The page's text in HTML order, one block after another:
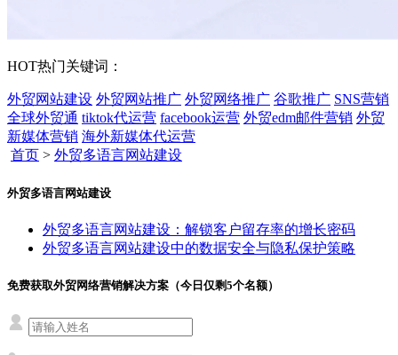
HOT热门关键词：
外贸网站建设 外贸网站推广 外贸网络推广 谷歌推广 SNS营销
全球外贸通 tiktok代运营 facebook运营 外贸edm邮件营销 外贸
新媒体营销 海外新媒体代运营
首页 > 外贸多语言网站建设
外贸多语言网站建设
外贸多语言网站建设：解锁客户留存率的增长密码
外贸多语言网站建设中的数据安全与隐私保护策略
免费获取外贸网络营销解决方案（今日仅剩5个名额）